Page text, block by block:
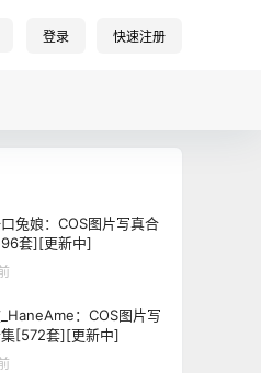
登录 快速注册
兔娘：COS图片写真合
套][更新中]
：COS图片写
[572套][更新中]